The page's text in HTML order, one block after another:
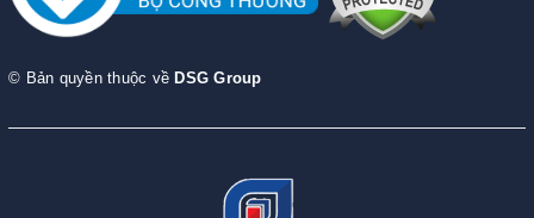
© Bản quyền thuộc về DSG Group